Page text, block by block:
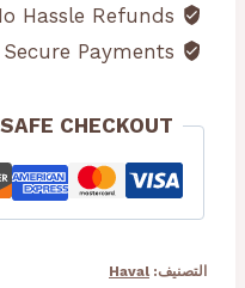
الثالث
مع
مجانا
CHECKOUT
التصنيف: Haval